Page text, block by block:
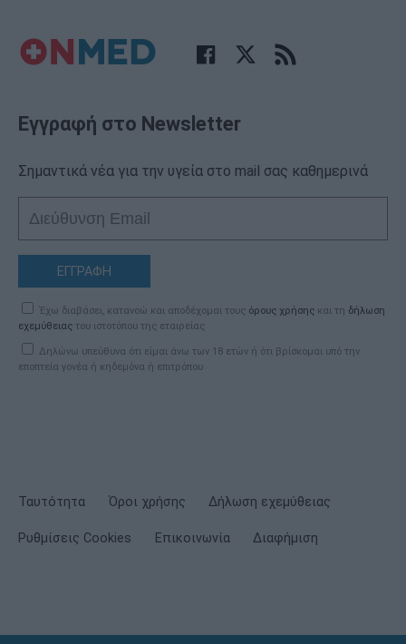
Εγγραφή στο Newsletter
Σημαντικά νέα για την υγεία στο mail σας καθημερινά
ΕΓΓΡΑΦΗ
Έχω διαβάσει, κατανοώ και αποδέχομαι τους όρους χρήσης και τη δήλωση
εχεμύθειας του ιστοτόπου της εταιρείας
Δηλώνω υπεύθυνα ότι είμαι άνω των 18 ετών ή ότι βρίσκομαι υπό την
εποπτεία γονέα ή κηδεμόνα ή επιτρόπου
Ταυτότητα Όροι χρήσης Δήλωση εχεμύθειας
Ρυθμίσεις Cookies Επικοινωνία Διαφήμιση